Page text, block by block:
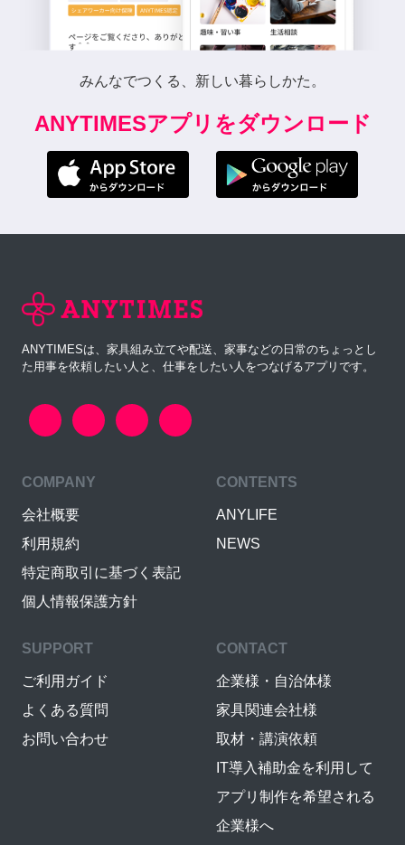
みんなでつくる、新しい暮らしかた。
ANYTIMESアプリをダウンロード
ANYTIMESは、家具組み立てや配送、家事などの日常のちょっとし
た用事を依頼したい人と、仕事をしたい人をつなげるアプリです。
COMPANY
会社概要
利用規約
特定商取引に基づく表記
個人情報保護方針
CONTENTS
ANYLIFE
NEWS
SUPPORT
ご利用ガイド
よくある質問
お問い合わせ
CONTACT
企業様・自治体様
家具関連会社様
取材・講演依頼
IT導入補助金を利用して
アプリ制作を希望される
企業様へ